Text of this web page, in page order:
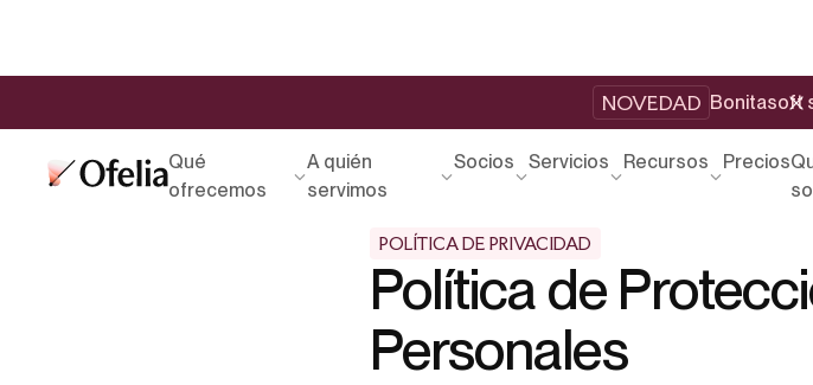
NOVEDAD Bonitasoft
Qué
ofrecemos
A quién
servimos
Socios Servicios Recursos Precios
POLÍTICA DE PRIVACIDAD
Política de
Personales